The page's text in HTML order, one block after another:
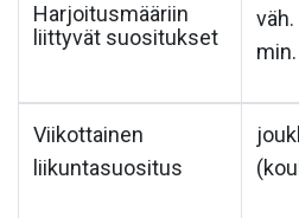
Harjoitusmääriin
liittyvät suositukset
Viikottainen
liikuntasuositus